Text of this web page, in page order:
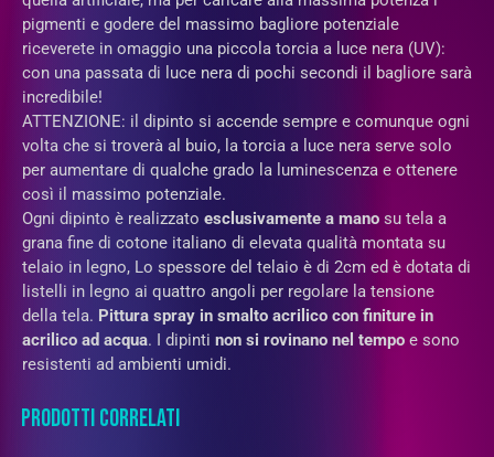
pigmenti e godere del massimo bagliore potenziale
riceverete in omaggio una piccola torcia a luce nera (UV):
con una passata di luce nera di pochi secondi il bagliore sarà
incredibile!
ATTENZIONE: il dipinto si accende sempre e comunque ogni
volta che si troverà al buio, la torcia a luce nera serve solo
per aumentare di qualche grado la luminescenza e ottenere
così il massimo potenziale.
Ogni dipinto è realizzato esclusivamente a mano su tela a
grana fine di cotone italiano di elevata qualità montata su
telaio in legno, Lo spessore del telaio è di 2cm ed è dotata di
listelli in legno ai quattro angoli per regolare la tensione
della tela. Pittura spray in smalto acrilico con finiture in
acrilico ad acqua. I dipinti non si rovinano nel tempo e sono
resistenti ad ambienti umidi.
PRODOTTI CORRELATI